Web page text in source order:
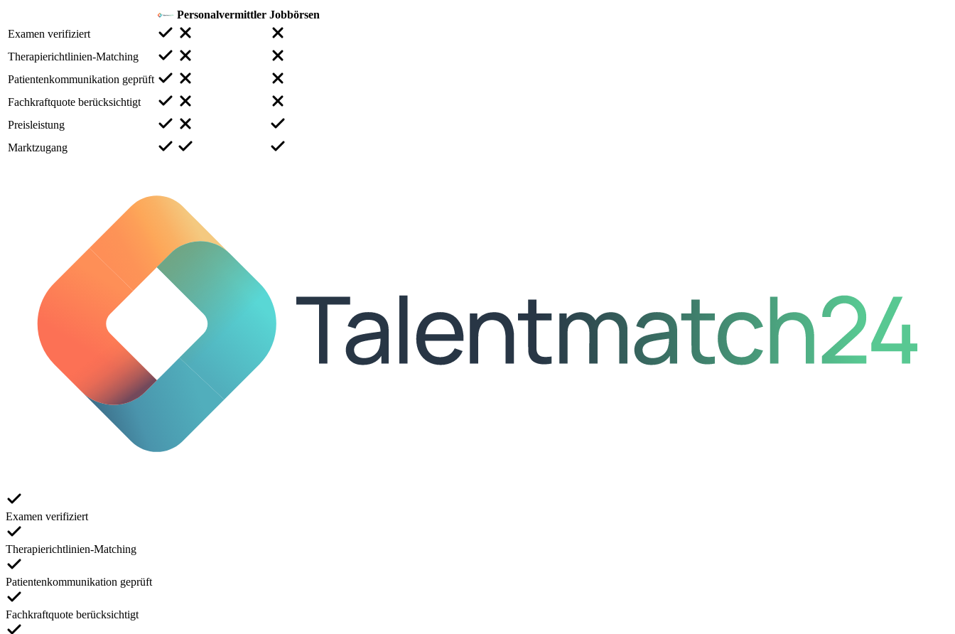
Personalvermittler Jobbörsen
Examen verifiziert
Therapierichtlinien-Matching
Patientenkommunikation geprüft
Fachkraftquote berücksichtigt
Preisleistung
Marktzugang
Examen verifiziert
Therapierichtlinien-Matching
Patientenkommunikation geprüft
Fachkraftquote berücksichtigt